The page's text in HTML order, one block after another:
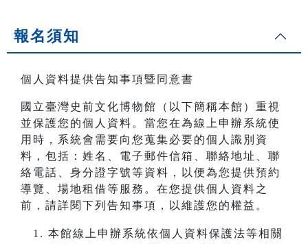
報名須知
個人資料提供告知事項暨同意書
國立臺灣史前文化博物館（以下簡稱本館）重視
並保護您的個人資料。當您在為線上申辦系統使
用時，系統會需要向您蒐集必要的個人識別資
料，包括：姓名、電子郵件信箱、聯絡地址、聯
絡電話、身分證字號等資料，以便為您提供預約
導覽、場地租借等服務。在您提供個人資料之
前，請詳閱下列告知事項，以維護您的權益。
本館線上申辦系統依個人資料保護法等相關